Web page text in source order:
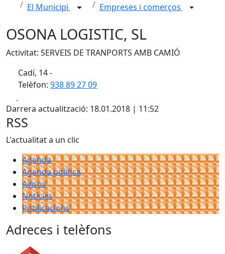
El Municipi Empreses i comerços
OSONA LOGISTIC, SL
Activitat: SERVEIS DE TRANPORTS AMB CAMIÓ
Cadí, 14 -
Telèfon: 938 89 27 09
Darrera actualització: 18.01.2018 | 11:52
RSS
L'actualitat a un clic
Agenda
Agenda política
Avisos
Notícies
Publicacions
Adreces i telèfons